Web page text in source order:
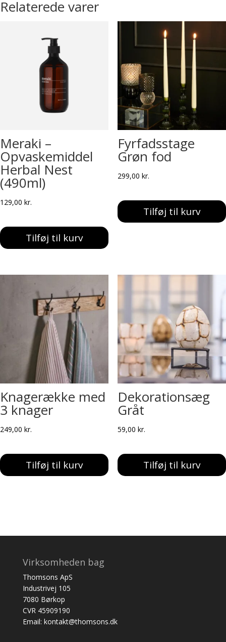
Relaterede varer
Meraki –
Opvaskemiddel
Herbal Nest
(490ml)
129,00 kr.
Tilføj til kurv
Fyrfadsstage
Grøn fod
299,00 kr.
Tilføj til kurv
Knagerække med
3 knager
249,00 kr.
Tilføj til kurv
Dekorationsæg
Gråt
59,00 kr.
Tilføj til kurv
Virksomheden bag
Thomsons ApS
Industrivej 105
7080 Børkop
CVR 45909190
Email: kontakt@thomsons.dk